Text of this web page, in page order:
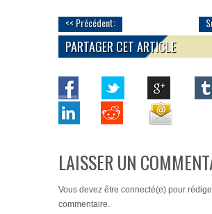
<< Précédent:
PARTAGER CET ARTICLE
LAISSER UN
Vous devez être connecté(e) pour
commentaire.